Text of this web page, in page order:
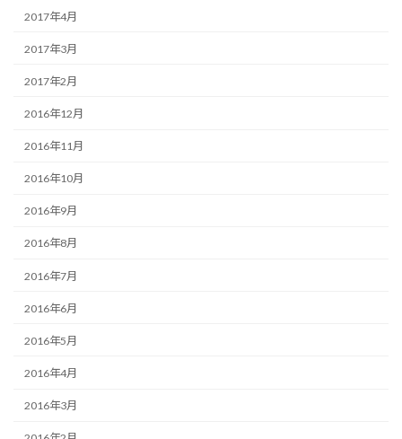
2017年4月
2017年3月
2017年2月
2016年12月
2016年11月
2016年10月
2016年9月
2016年8月
2016年7月
2016年6月
2016年5月
2016年4月
2016年3月